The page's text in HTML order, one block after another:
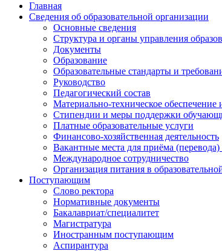
Главная
Сведения об образовательной организации
Основные сведения
Структура и органы управления
Документы
Образование
Образовательные стандарты и
Руководство
Педагогический состав
Материально-техническое обеспечение
Стипендии и меры поддержки
Платные образовательные услуги
Финансово-хозяйственная деятельность
Вакантные места для приёма
Международное сотрудничество
Организация питания в
Поступающим
Слово ректора
Нормативные документы
Бакалавриат/специалитет
Магистратура
Иностранным поступающим
Аспирантура